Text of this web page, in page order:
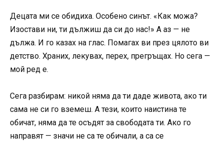
Децата ми се обидиха. Особено синът. «Как можа?
Изостави ни, ти дължиш да си до нас!» А аз — не
дължа. И го казах на глас. Помагах ви през цялото ви
детство. Храних, лекувах, перех, прегръщах. Но сега —
мой ред е.
Сега разбирам: никой няма да ти даде живота, ако ти
сама не си го вземеш. А тези, които наистина те
обичат, няма да те осъдят за свободата ти. Ако го
направят — значи не са те обичали, а са се